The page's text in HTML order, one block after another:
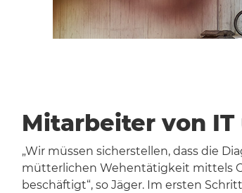
Mitarbeiter von
„Wir müssen sicherstellen, dass die
mütterlichen Wehentätigkeit mittels
beschäftigt“, so Jäger. Im ersten